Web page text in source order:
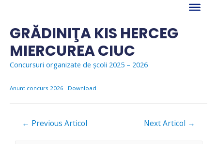
content
GRĂDINIŢA KIS HERCEG
MIERCUREA CIUC
Concursuri organizate de școli 2025 – 2026
Anunt concurs 2026 Download
Navigare
← Previous Articol Next Articol →